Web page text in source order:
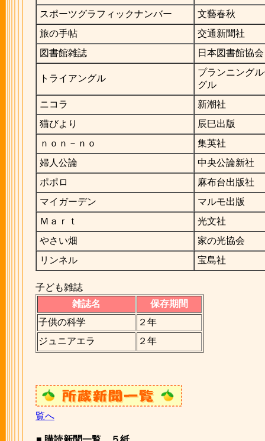
スポーツグラフィックナンバー
文藝春秋
旅の手帖
交通新聞社
図書館雑誌
日本図書館協会
トライアングル
プランニング
グル
ニコラ
新潮社
猫びより
辰巳出版
ｎｏｎ－ｎｏ
集英社
婦人公論
中央公論新社
ポポロ
麻布台出版社
マイガーデン
マルモ出版
Ｍａｒｔ
光文社
やさい畑
家の光協会
リンネル
宝島社
子ども雑誌
雑誌名
保存期間
子供の科学
２年
ジュニアエラ
２年
覧へ